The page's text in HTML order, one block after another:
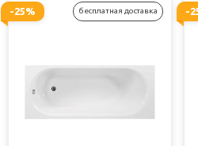
-25% бесплатная доставка -